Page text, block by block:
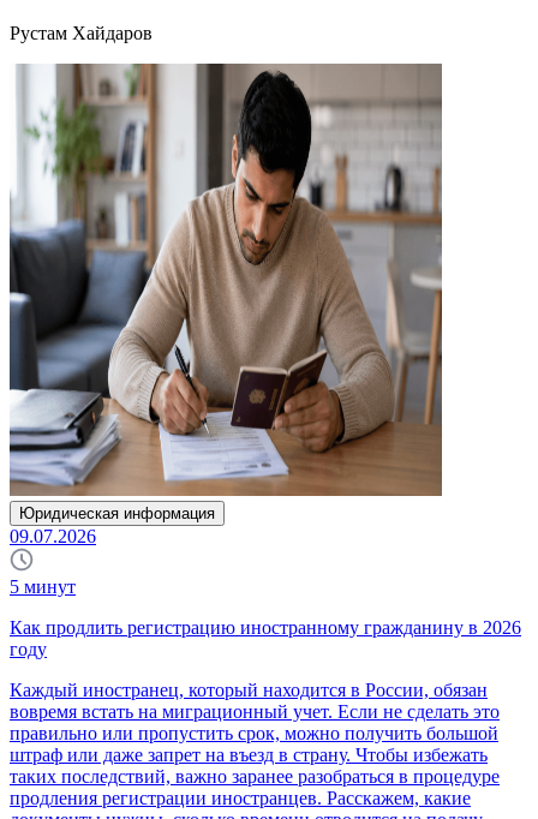
Рустам Хайдаров
Юридическая информация
09.07.2026
5 минут
Как продлить регистрацию иностранному гражданину в 2026
году
Каждый иностранец, который находится в России, обязан
вовремя встать на миграционный учет. Если не сделать это
правильно или пропустить срок, можно получить большой
штраф или даже запрет на въезд в страну. Чтобы избежать
таких последствий, важно заранее разобраться в процедуре
продления регистрации иностранцев. Расскажем, какие